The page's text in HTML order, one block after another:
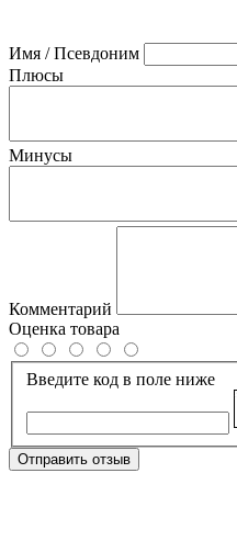
Имя / Псевдоним
Плюсы
Минусы
Комментарий
Оценка товара
Введите код в поле ниже
Отправить отзыв